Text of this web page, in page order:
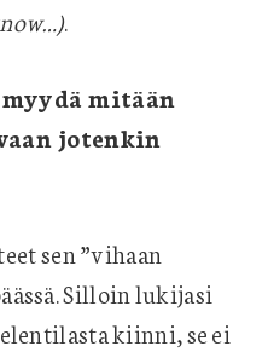
.
mitään
jotenkin
sen ”vihaan
Silloin lukijasi
kiinni, se ei